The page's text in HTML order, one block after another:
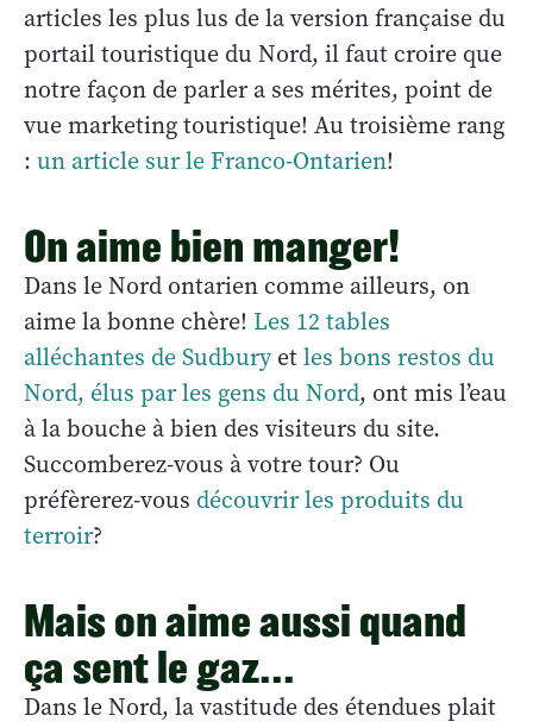
articles les plus lus de la version française du
portail touristique du Nord, il faut croire que
notre façon de parler a ses mérites, point de
vue marketing touristique! Au troisième rang
: un article sur le Franco-Ontarien!
On aime bien manger!
Dans le Nord ontarien comme ailleurs, on
aime la bonne chère! Les 12 tables
alléchantes de Sudburyetles bons restos du
Nord, élus par les gens du Nord, ont mis l’eau
à la bouche à bien des visiteurs du site.
Succomberez-vous à votre tour? Ou
préfèrerez-vous découvrir les produits du
terroir?
Mais on aime aussi quand
ça sent le gaz...
Dans le Nord, la vastitude des étendues plait